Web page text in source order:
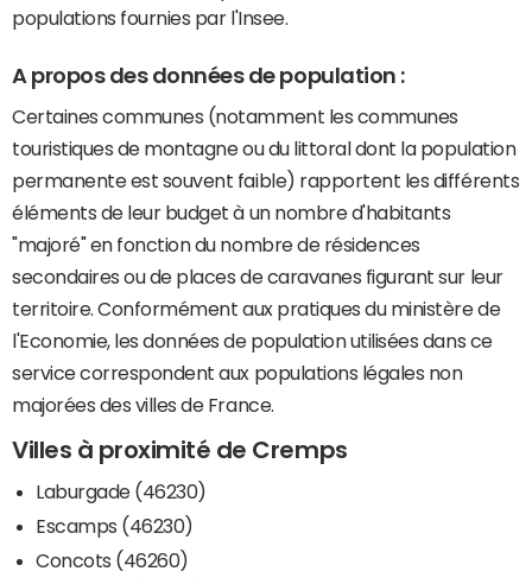
populations fournies par l'Insee.
A propos des données de population :
Certaines communes (notamment les communes
touristiques de montagne ou du littoral dont la population
permanente est souvent faible) rapportent les différents
éléments de leur budget à un nombre d'habitants
"majoré" en fonction du nombre de résidences
secondaires ou de places de caravanes figurant sur leur
territoire. Conformément aux pratiques du ministère de
l'Economie, les données de population utilisées dans ce
service correspondent aux populations légales non
majorées des villes de France.
Villes à proximité de Cremps
Laburgade (46230)
Escamps (46230)
Concots (46260)